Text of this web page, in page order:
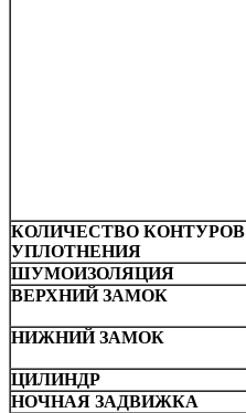
КОЛИЧЕСТВО КОНТУРОВ
УПЛОТНЕНИЯ
ШУМОИЗОЛЯЦИЯ
ВЕРХНИЙ ЗАМОК
НИЖНИЙ ЗАМОК
ЦИЛИНДР
НОЧНАЯ ЗАДВИЖКА